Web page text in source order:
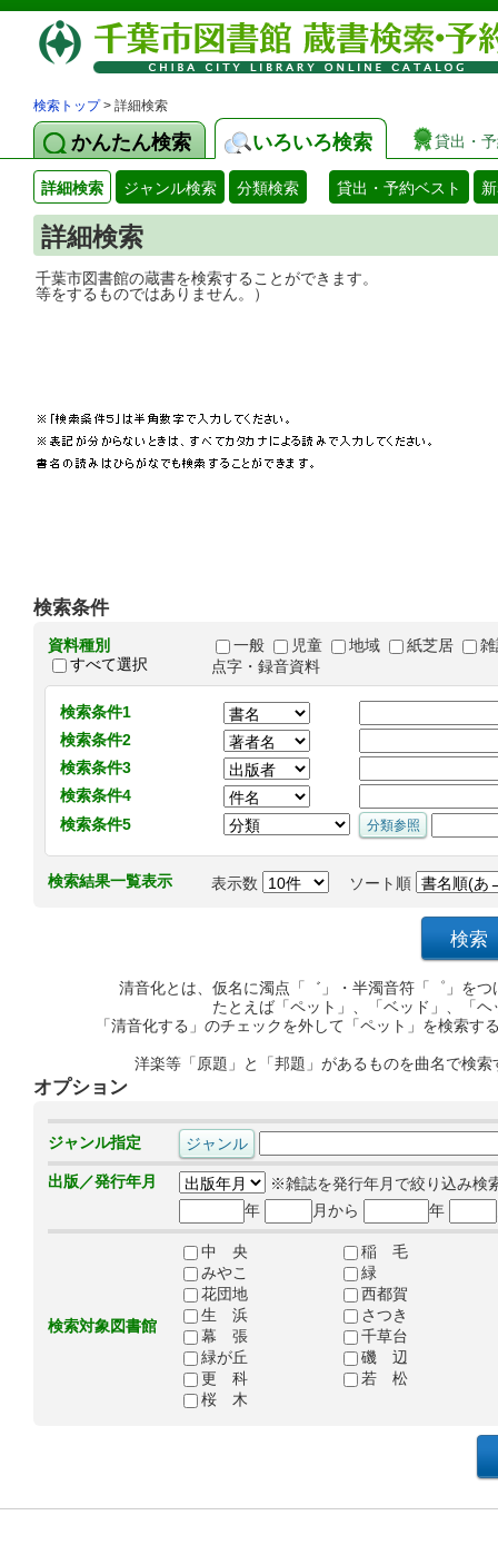
検索トップ> 詳細検索
かんたん検索 いろいろ検索 貸出・
詳細検索 ジャンル検索 分類検索 貸出・予約ベスト
詳細検索
千葉市図書館の蔵書を検索することがで
等をするものではありません。）
検索条件
資料種別
すべて選択
一般 児童 地域 紙芝居
点字・録音資料
検索条件1
検索条件2
検索条件3
検索条件4
検索条件5
検索結果一覧表示 表示数 ソート順
清音化とは、仮名に濁点「゛」・半濁音符「゜」を
たとえば「ペット」、「ベッド」、「
「清音化する」のチェックを外して「ペット」を検索
洋楽等「原題」と「邦題」があるものを曲名で検
オプション
ジャンル指定
出版／発行年月
※雑誌を発行年月で絞り込み検
年
月から 年
検索対象図書館
中 央
稲 毛
みやこ
緑
花団地
西都賀
生 浜
さつき
幕 張
千草台
緑が丘
磯 辺
更 科
若 松
桜 木